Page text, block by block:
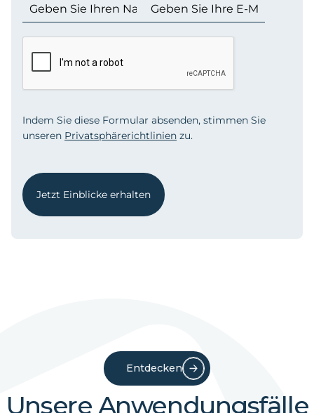
Indem Sie diese Formular absenden, stimmen Sie
unseren Privatsphärerichtlinien zu.
Jetzt Einblicke erhalten
Entdecken
Unsere Anwendungsfälle